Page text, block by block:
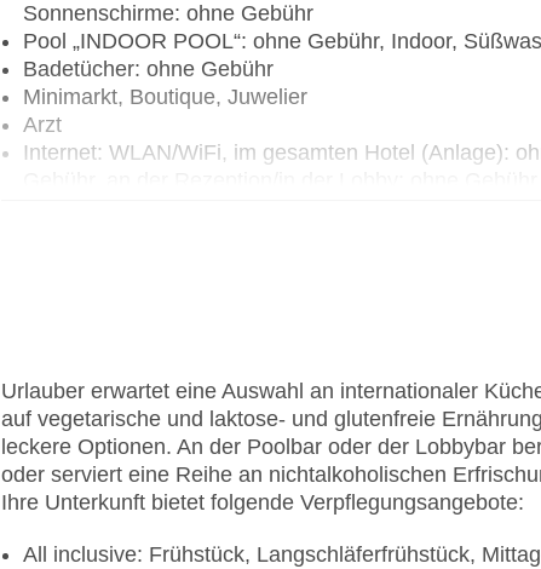
Sonnenschirme: ohne Gebühr
Pool „INDOOR POOL“: ohne Gebühr, Indoor,
Badetücher: ohne Gebühr
Minimarkt, Boutique, Juwelier
Arzt
Internet: WLAN/WiFi, im gesamten Hotel (Anlage):
Tagungsequipment: gegen Gebühr, Coffee Breaks:
Gebäudeanzahl: 1, Etagen: 6, Zimmer: 324
Landeskategorie: 4 Sterne
Urlauber erwartet eine Auswahl an internationaler
auf vegetarische und laktose- und glutenfreie
leckere Optionen. An der Poolbar oder der Lobbybar
oder serviert eine Reihe an nichtalkoholischen
Ihre Unterkunft bietet folgende Verpflegungsangebote:
All inclusive: Frühstück, Langschläferfrühstück,